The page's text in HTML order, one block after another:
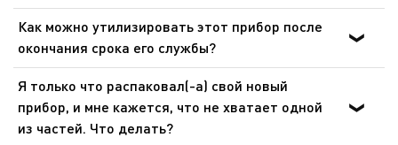
После ознакомления с инструкциями по запуску
прибора в руководстве пользователя убедитесь, что
электрическая розетка находится в рабочем состоянии,
подключив к ней другое устройство. Если прибор не
заработал, не пытайтесь разобрать или
отремонтировать его. Отнесите прибор в
авторизованный центр технического обслуживания.
Как можно утилизировать этот прибор после
окончания срока его службы?
В приборе содержатся ценные материалы, которые
могут быть подвергнуты вторичной переработке.
Отнесите его на городской пункт сбора отходов.
Я только что распаковал(-а) свой новый
прибор, и мне кажется, что не хватает одной
из частей. Что делать?